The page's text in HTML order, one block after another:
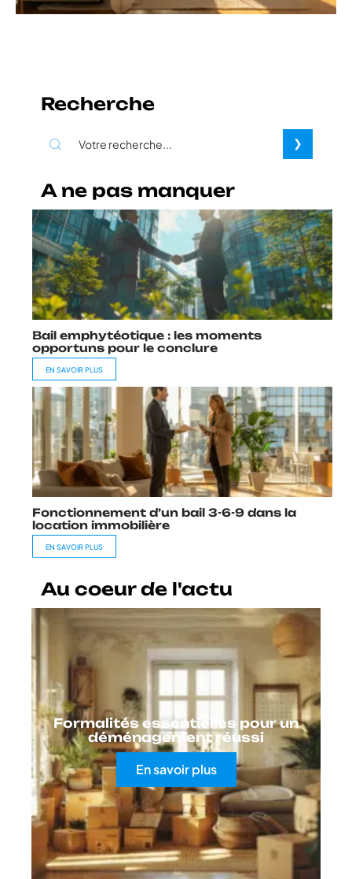
Recherche
A ne pas manquer
Bail emphytéotique : les moments
opportuns pour le conclure
EN SAVOIR PLUS
Fonctionnement d’un bail 3-6-9 dans la
location immobilière
EN SAVOIR PLUS
Au coeur de l'actu
Formalités essentielles pour un
déménagement réussi
En savoir plus